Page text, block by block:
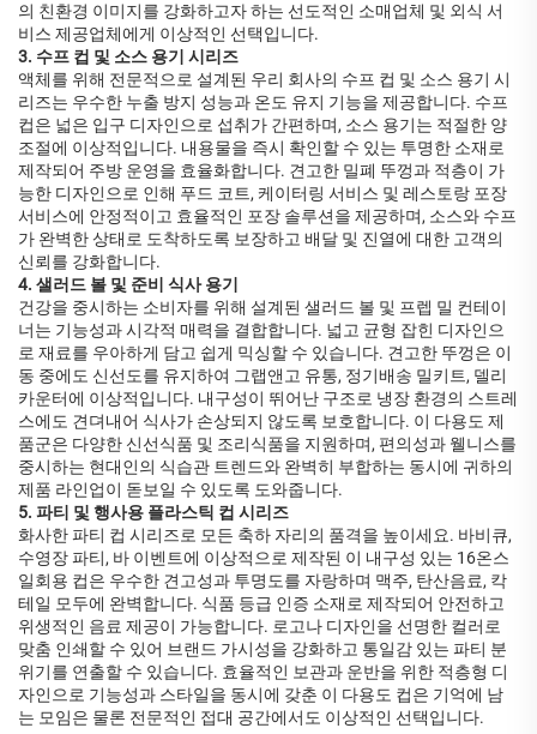
의 친환경 이미지를 강화하고자 하는 선도적인 소매업체 및 외식 서
비스 제공업체에게 이상적인 선택입니다.
3. 수프 컵 및 소스 용기 시리즈
액체를 위해 전문적으로 설계된 우리 회사의 수프 컵 및 소스 용기 시
리즈는 우수한 누출 방지 성능과 온도 유지 기능을 제공합니다. 수프
컵은 넓은 입구 디자인으로 섭취가 간편하며, 소스 용기는 적절한 양
조절에 이상적입니다. 내용물을 즉시 확인할 수 있는 투명한 소재로
제작되어 주방 운영을 효율화합니다. 견고한 밀폐 뚜껑과 적층이 가
능한 디자인으로 인해 푸드 코트, 케이터링 서비스 및 레스토랑 포장
서비스에 안정적이고 효율적인 포장 솔루션을 제공하며, 소스와 수프
가 완벽한 상태로 도착하도록 보장하고 배달 및 진열에 대한 고객의
신뢰를 강화합니다.
4. 샐러드 볼 및 준비 식사 용기
건강을 중시하는 소비자를 위해 설계된 샐러드 볼 및 프렙 밀 컨테이
너는 기능성과 시각적 매력을 결합합니다. 넓고 균형 잡힌 디자인으
로 재료를 우아하게 담고 쉽게 믹싱할 수 있습니다. 견고한 뚜껑은 이
동 중에도 신선도를 유지하여 그랩앤고 유통, 정기배송 밀키트, 델리
카운터에 이상적입니다. 내구성이 뛰어난 구조로 냉장 환경의 스트레
스에도 견뎌내어 식사가 손상되지 않도록 보호합니다. 이 다용도 제
품군은 다양한 신선식품 및 조리식품을 지원하며, 편의성과 웰니스를
중시하는 현대인의 식습관 트렌드와 완벽히 부합하는 동시에 귀하의
제품 라인업이 돋보일 수 있도록 도와줍니다.
5. 파티 및 행사용 플라스틱 컵 시리즈
화사한 파티 컵 시리즈로 모든 축하 자리의 품격을 높이세요. 바비큐,
수영장 파티, 바 이벤트에 이상적으로 제작된 이 내구성 있는 16온스
일회용 컵은 우수한 견고성과 투명도를 자랑하며 맥주, 탄산음료, 칵
테일 모두에 완벽합니다. 식품 등급 인증 소재로 제작되어 안전하고
위생적인 음료 제공이 가능합니다. 로고나 디자인을 선명한 컬러로
맞춤 인쇄할 수 있어 브랜드 가시성을 강화하고 통일감 있는 파티 분
위기를 연출할 수 있습니다. 효율적인 보관과 운반을 위한 적층형 디
자인으로 기능성과 스타일을 동시에 갖춘 이 다용도 컵은 기억에 남
는 모임은 물론 전문적인 접대 공간에서도 이상적인 선택입니다.